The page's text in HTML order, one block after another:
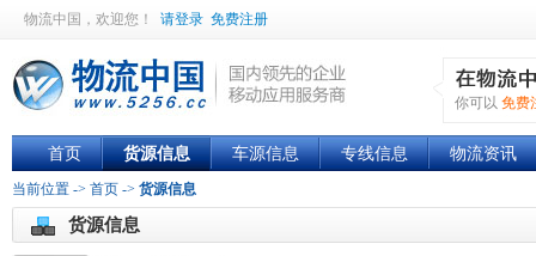
物流中国 ，欢迎您！ 请登录 免费注册
你可以 免费
首页 货源信息 车源信息 专线信息 物流资讯
当前位置 -> 首页 -> 货源信息
货源信息